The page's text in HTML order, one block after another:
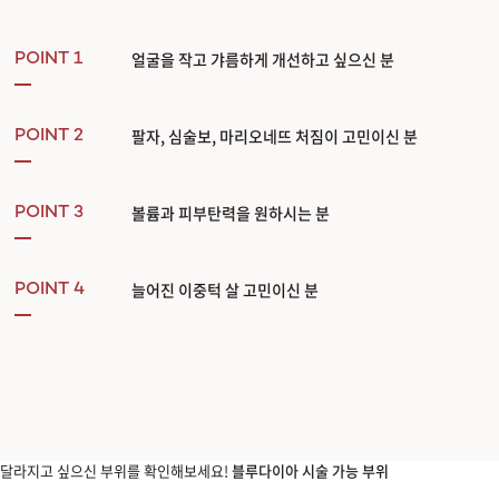
POINT 1 얼굴을 작고 갸름하게 개선하고 싶으신 분
POINT 2 팔자, 심술보, 마리오네뜨 처짐이 고민이신 분
POINT 3 볼륨과 피부탄력을 원하시는 분
POINT 4 늘어진 이중턱 살 고민이신 분
달라지고 싶으신 부위를 확인해보세요! 블루다이아 시술 가능 부위